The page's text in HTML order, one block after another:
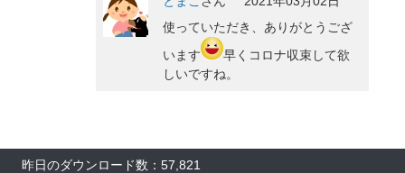
使っていただき、ありがとうござ
います
早くコロナ収束して欲
しいですね。
昨日のダウンロード数：57,821